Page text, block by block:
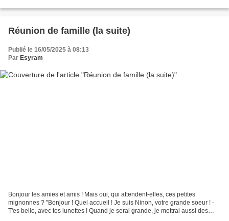
Réunion de famille (la suite)
Publié le 16/05/2025 à 08:13
Par Esyram
Bonjour les amies et amis ! Mais oui, qui attendent-elles, ces petites
mignonnes ? "Bonjour ! Quel accueil ! Je suis Ninon, votre grande soeur ! -
T'es belle, avec tes lunettes ! Quand je serai grande, je mettrai aussi des